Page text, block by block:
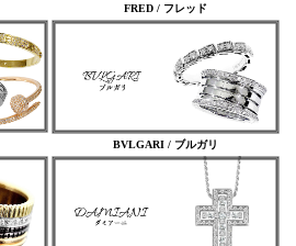
FRED / フレッド
BVLGARI / ブルガリ